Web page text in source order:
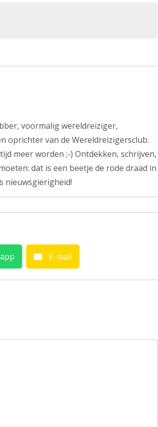
voormalig wereldreiziger,
oprichter van de Wereldreizigersclub.
meer worden ;-) Ontdekken, schrijven,
dat is een beetje de rode draad in
nieuwsgierigheid!
E-mail